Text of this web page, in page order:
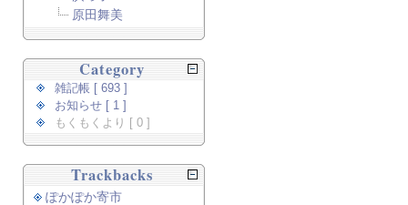
原田舞美
Category
雑記帳 [ 693 ]
お知らせ [ 1 ]
もくもくより [ 0 ]
Trackbacks
ぽかぽか寄市